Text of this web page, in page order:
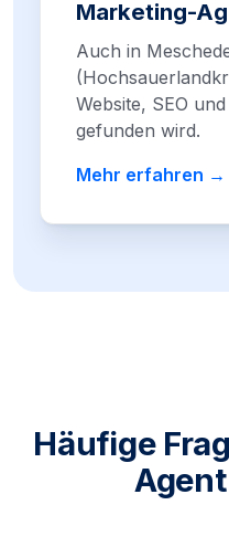
Marketing-
Auch in
Website, SEO
gefunden wird.
Mehr erfahren →
Häufige